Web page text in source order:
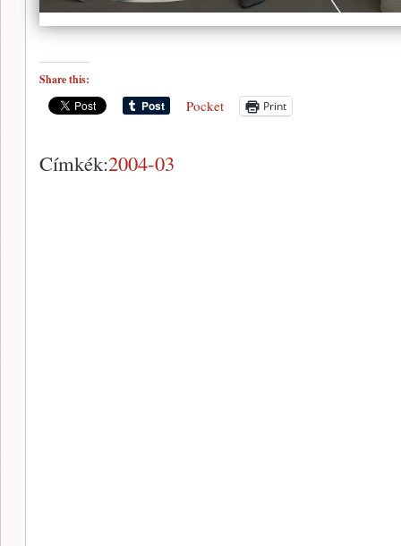
Share this:
Pocket Print
Címkék:2004-03